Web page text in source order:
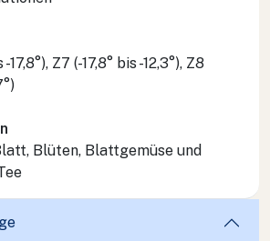
17,8°), Z7 (-17,8° bis -12,3°), Z8
Blüten, Blattgemüse und